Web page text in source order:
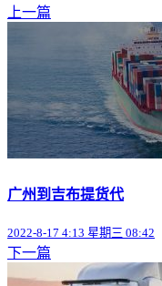
上一篇
广州到吉布提货代
2022-8-17 4:13 星期三 08:42
下一篇